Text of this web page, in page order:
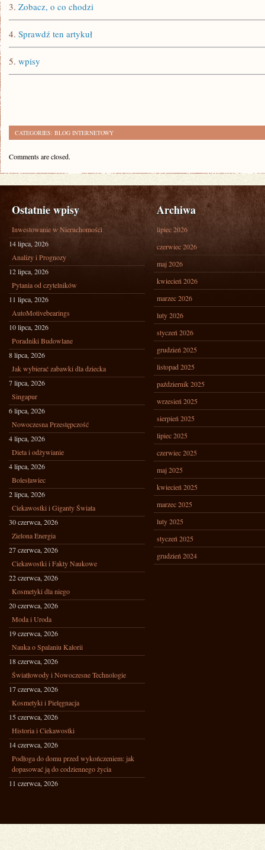
3. Zobacz, o co chodzi
4. Sprawdź ten artykuł
5. wpisy
CATEGORIES: BLOG INTERNETOWY
Comments are closed.
Ostatnie wpisy
Inwestowanie w Nieruchomości
14 lipca, 2026
Analizy i Prognozy
12 lipca, 2026
Pytania od czytelników
11 lipca, 2026
AutoMotivebearings
10 lipca, 2026
Poradniki Budowlane
8 lipca, 2026
Jak wybierać zabawki dla dziecka
7 lipca, 2026
Singapur
6 lipca, 2026
Nowoczesna Przestępczość
4 lipca, 2026
Dieta i odżywianie
4 lipca, 2026
Bolesławiec
2 lipca, 2026
Ciekawostki i Giganty Świata
30 czerwca, 2026
Zielona Energia
27 czerwca, 2026
Ciekawostki i Fakty Naukowe
22 czerwca, 2026
Kosmetyki dla niego
20 czerwca, 2026
Moda i Uroda
19 czerwca, 2026
Nauka o Spalaniu Kalorii
18 czerwca, 2026
Światłowody i Nowoczesne Technologie
17 czerwca, 2026
Kosmetyki i Pielęgnacja
15 czerwca, 2026
Historia i Ciekawostki
14 czerwca, 2026
Podłoga do domu przed wykończeniem: jak
dopasować ją do codziennego życia
11 czerwca, 2026
Archiwa
lipiec 2026
czerwiec 2026
maj 2026
kwiecień 2026
marzec 2026
luty 2026
styczeń 2026
grudzień 2025
listopad 2025
październik 2025
wrzesień 2025
sierpień 2025
lipiec 2025
czerwiec 2025
maj 2025
kwiecień 2025
marzec 2025
luty 2025
styczeń 2025
grudzień 2024